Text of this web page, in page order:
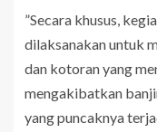
”Secara khusus,
dilaksanakan untuk
dan kotoran yang
mengakibatkan
yang puncaknya